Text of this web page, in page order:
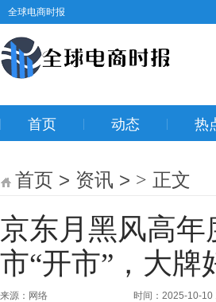
全球电商时报
首页 动态 热
首页 > 资讯 > > 正文
京东月黑风高年
市“开市”，大牌
来源：网络 时间：2025-10-10